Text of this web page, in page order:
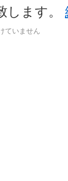
します。
ていません